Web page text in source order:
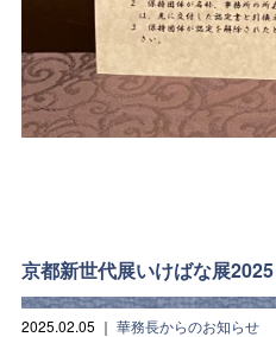
京都新世代展いけばな展2025
2025.02.05 ｜ 華務長からのお知らせ